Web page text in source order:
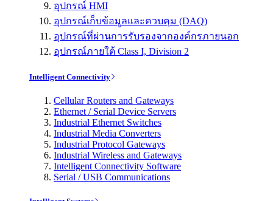
อุปกรณ์ HMI
อุปกรณ์เก็บข้อมูลและควบคุม (DAQ)
อุปกรณ์ที่ผ่านการรับรองจากองค์กรภายนอก
อุปกรณ์ภายใต้ Class I, Division 2
Intelligent Connectivity
Cellular Routers and Gateways
Ethernet / Serial Device Servers
Industrial Ethernet Switches
Industrial Media Converters
Industrial Protocol Gateways
Industrial Wireless and Gateways
Intelligent Connectivity Software
Serial / USB Communications